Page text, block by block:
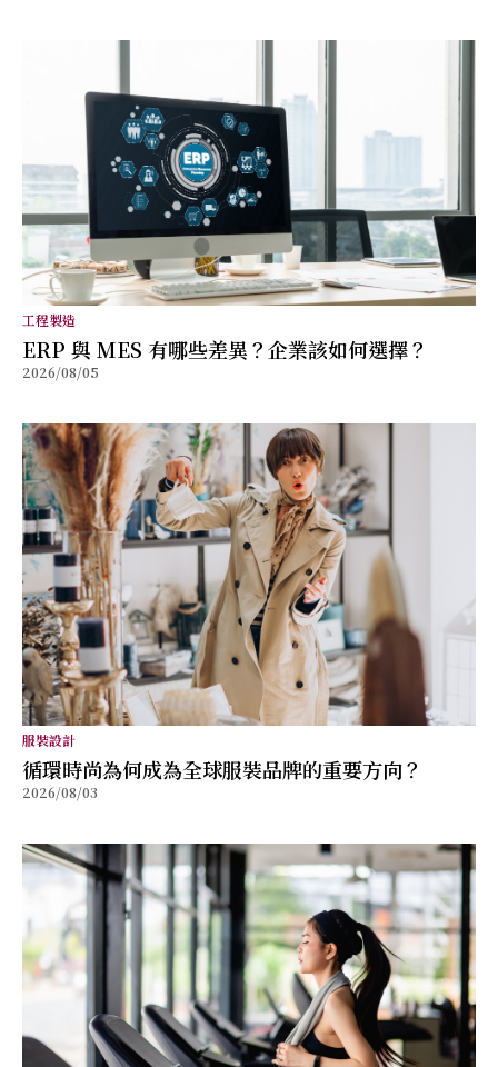
工程製造
ERP 與 MES 有哪些差異？企業該如何選擇？
2026/08/05
服裝設計
循環時尚為何成為全球服裝品牌的重要方向？
2026/08/03